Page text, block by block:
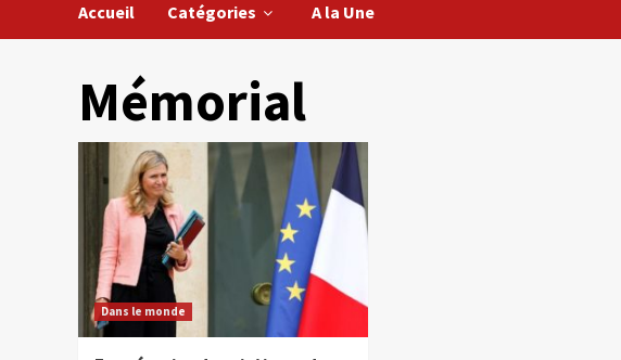
Accueil Catégories A la Une
Mémorial
Dans le monde